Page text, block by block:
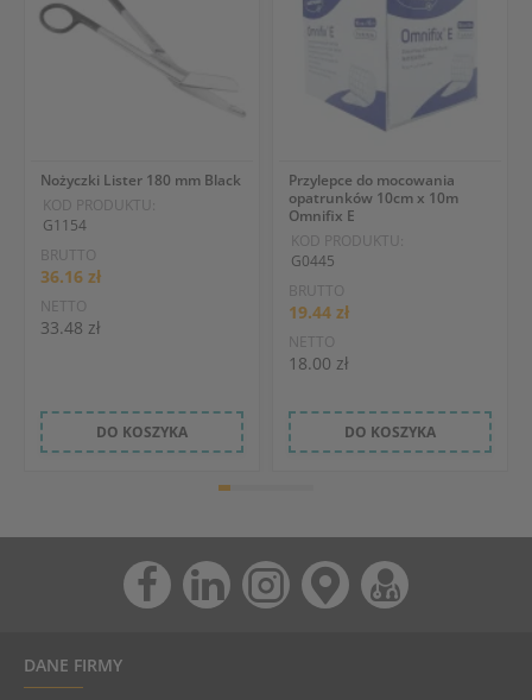
Nożyczki Lister 180 mm Black
KOD PRODUKTU:
G1154
BRUTTO
36.16 zł
NETTO
33.48 zł
DO KOSZYKA
Przylepce do mocowania
opatrunków 10cm x 10m
Omnifix E
KOD PRODUKTU:
G0445
BRUTTO
19.44 zł
NETTO
18.00 zł
DO KOSZYKA
DANE FIRMY